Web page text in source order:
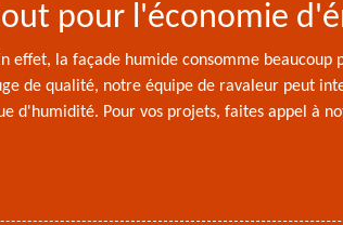
pour l'économie
effet, la façade humide consomme
de qualité, notre équipe de ravaleur peut
d'humidité. Pour vos projets, faites appel à